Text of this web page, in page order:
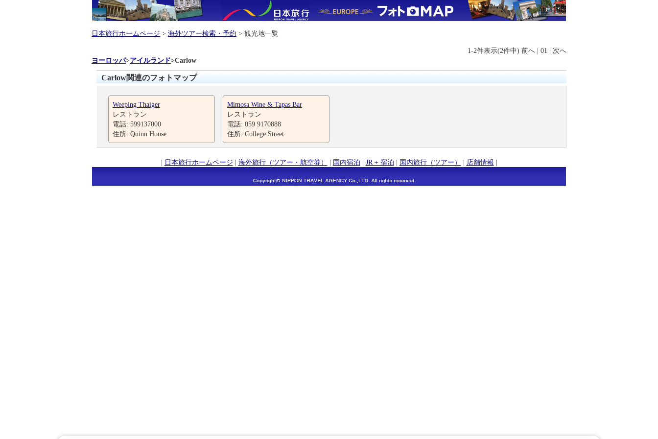
日本旅行ホームページ > 海外ツアー検索・予約 > 観光地一覧
1-2件表示(2件中) 前へ | 01 | 次へ
ヨーロッパ>アイルランド>Carlow
Carlow関連のフォトマップ
Weeping Thaiger
レストラン
電話: 599137000
住所: Quinn House
Mimosa Wine & Tapas Bar
レストラン
電話: 059 9170888
住所: College Street
| 日本旅行ホームページ | 海外旅行（ツアー・航空券） | 国内宿泊 | JR + 宿泊 | 国内旅行（ツアー） | 店舗情報 |